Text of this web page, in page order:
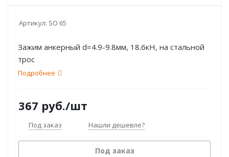
Артикул: SO 65
Зажим анкерный d=4.9-9.8мм, 18.6кН, на стальной
трос
Подробнее
367 руб./шт
Под заказ Нашли дешевле?
Под заказ